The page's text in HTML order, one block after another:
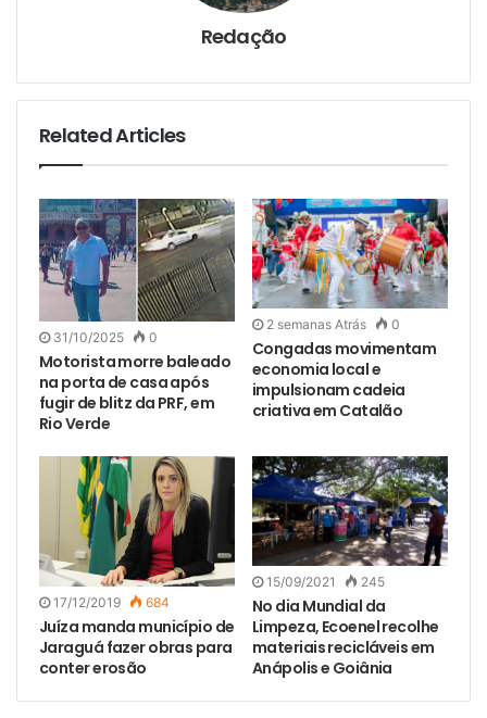
Redação
Related Articles
31/10/2025 0
Motorista morre baleado
na porta de casa após
fugir de blitz da PRF, em
Rio Verde
2 semanas Atrás 0
Congadas movimentam
economia local e
impulsionam cadeia
criativa em Catalão
17/12/2019 684
Juíza manda município de
Jaraguá fazer obras para
conter erosão
15/09/2021 245
No dia Mundial da
Limpeza, Ecoenel recolhe
materiais recicláveis em
Anápolis e Goiânia